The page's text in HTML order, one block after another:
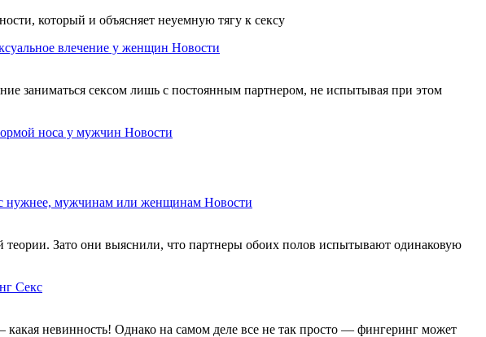
который и объясняет неуемную тягу к сексу
влечение у женщин Новости
заниматься сексом лишь с постоянным партнером, не испытывая при этом
носа у мужчин Новости
нужнее, мужчинам или женщинам Новости
Зато они выяснили, что партнеры обоих полов испытывают одинаковую
Секс
невинность! Однако на самом деле все не так просто — фингеринг может